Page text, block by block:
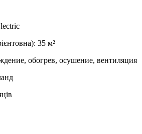
: 35 м²
обогрев, осушение, вентиляция